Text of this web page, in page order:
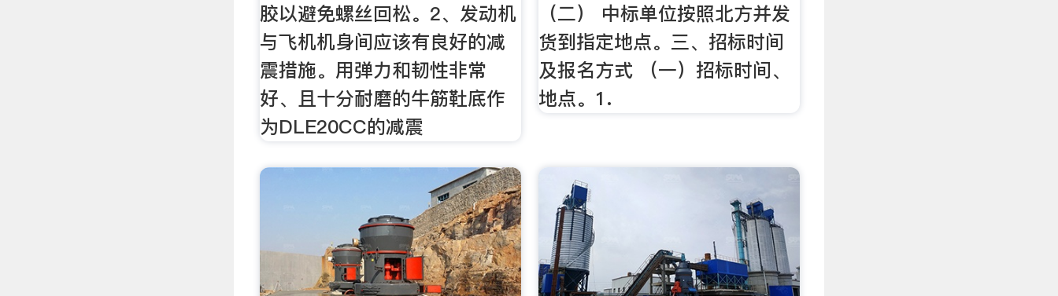
胶以避免螺丝回松。2、发动机
与飞机机身间应该有良好的减
震措施。用弹力和韧性非常
好、且十分耐磨的牛筋靯底作
为DLE20CC的减震
（二） 中标单位按照北方并发
货到指定地点。三、招标时间
及报名方式 （一）招标时间、
地点。1.